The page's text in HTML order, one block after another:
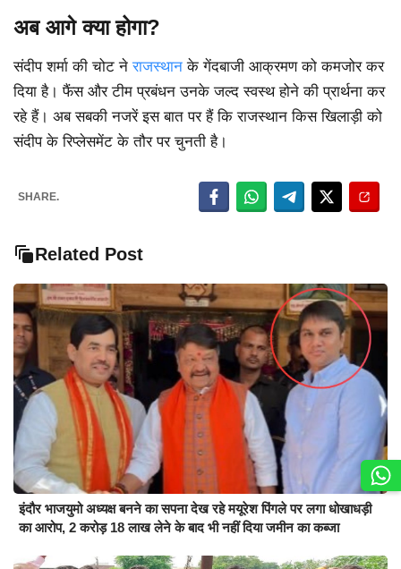
अब आगे क्या होगा?
संदीप शर्मा की चोट नेराजस्थान के गेंदबाजी आक्रमण को कमजोर कर
दिया है। फैंस और टीम प्रबंधन उनके जल्द स्वस्थ होने की प्रार्थना कर
रहे हैं। अब सबकी नजरें इस बात पर हैं कि राजस्थान किस खिलाड़ी को
संदीप के रिप्लेसमेंट के तौर पर चुनती है।
SHARE.
Related Post
इंदौर भाजयुमो अध्यक्ष बनने का सपना देख रहे मयूरेश पिंगले पर लगा धोखाधड़ी
का आरोप, 2 करोड़ 18 लाख लेने के बाद भी नहीं दिया जमीन का कब्जा